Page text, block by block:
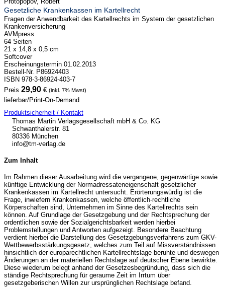
Gesetzliche Krankenkassen im Kartellrecht
Fragen der Anwendbarkeit des Kartellrechts im System der gesetzlichen
Krankenversicherung
AVMpress
64 Seiten
21 x 14,8 x 0,5 cm
Softcover
Erscheinungstermin 01.02.2013
Bestell-Nr. P86924403
ISBN 978-3-86924-403-7
Preis 29,90 € (inkl. 7% Mwst)
lieferbar/Print-On-Demand
Produktsicherheit / Kontakt
Thomas Martin Verlagsgesellschaft mbH & Co. KG
Schwanthalerstr. 81
80336 München
info@tm-verlag.de
Zum Inhalt
Im Rahmen dieser Ausarbeitung wird die vergangene, gegenwärtige sowie
künftige Entwicklung der Normadressateneigenschaft gesetzlicher
Krankenkassen im Kartellrecht untersucht. Erörterungswürdig ist die
Frage, inwiefern Krankenkassen, welche öffentlich-rechtliche
Körperschaften sind, Unternehmen im Sinne des Kartellrechts sein
können. Auf Grundlage der Gesetzgebung und der Rechtsprechung der
ordentlichen sowie der Sozialgerichtsbarkeit werden hierbei
Problemstellungen und Antworten aufgezeigt. Besondere Beachtung
verdient hierbei die Darstellung des Gesetzgebungsverfahrens zum GKV-
Wettbewerbsstärkungsgesetz, welches zum Teil auf Missverständnissen
hinsichtlich der europarechtlichen Kartellrechtslage beruhte und deswegen
Änderungen an der materiellen Rechtslage auf deutscher Ebene bewirkte.
Diese wiederum belegt anhand der Gesetzesbegründung, dass sich die
ständige Rechtsprechung für geraume Zeit im Irrtum über
gesetzgeberischen Willen zur ursprünglichen Rechtslage befand.